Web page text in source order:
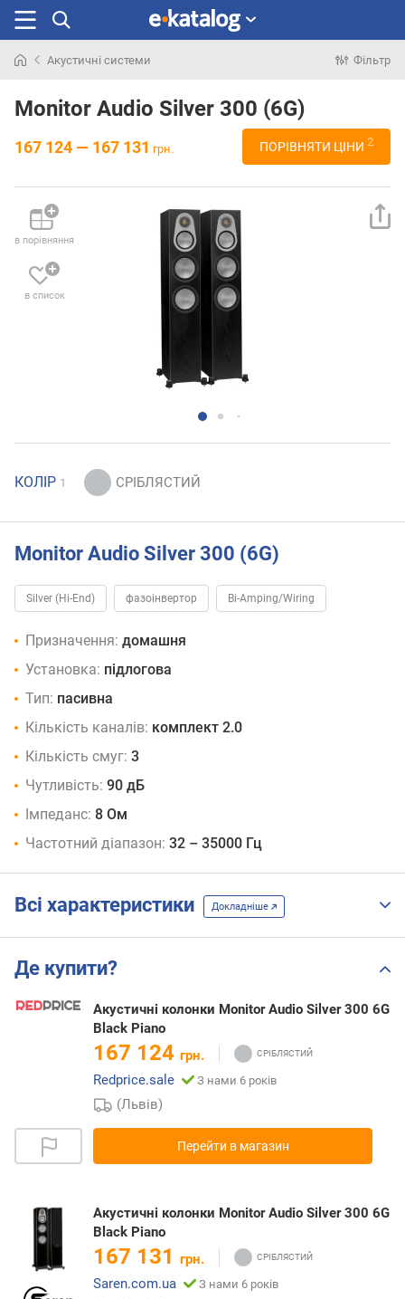
раніше
Акустичні системи Фільтр
Monitor Audio Silver 300 (6G)
167 124 — 167 131 грн. ПОРІВНЯТИ ЦІНИ 2
в порівняння
в список
КОЛІР 1
Monitor Audio Silver 300 (6G)
Silver (Hi-End) фазоінвертор Bi-Amping/Wiring
Призначення: домашня
Установка: підлогова
Тип: пасивна
Кількість каналів: комплект 2.0
Кількість смуг: 3
Чутливість: 90 дБ
Імпеданс: 8 Ом
Частотний діапазон: 32 – 35000 Гц
Всі характеристики Докладніше
Де купити?
Акустичні колонки Monitor Audio Silver 300 6G
Black Piano
167 124 грн.
Redprice.sale
З нами 6 років
(Львів)
Перейти в магазин
Акустичні колонки Monitor Audio Silver 300 6G
Black Piano
167 131 грн.
Saren.com.ua
З нами 6 років